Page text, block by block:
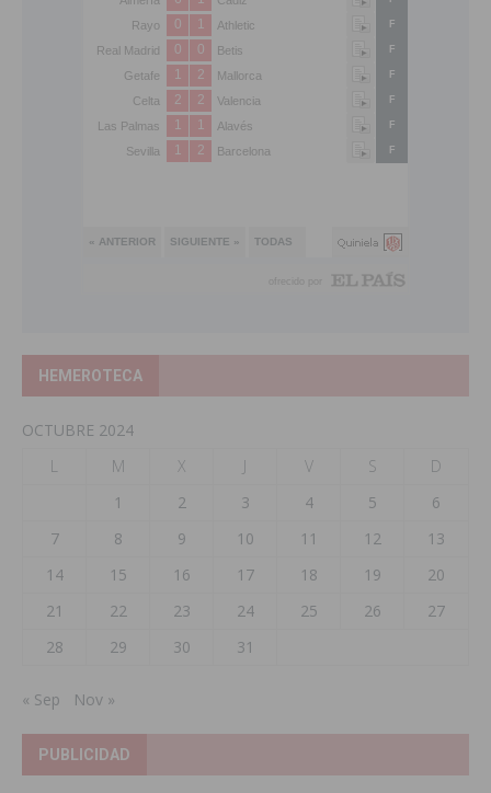
HEMEROTECA
OCTUBRE 2024
L
M X J V S
D
1
2 3 4 5
6
7
8 9 10 11 12
13
14
15 16 17 18 19
20
21
22 23 24 25 26
27
28
29 30 31
« Sep Nov »
PUBLICIDAD